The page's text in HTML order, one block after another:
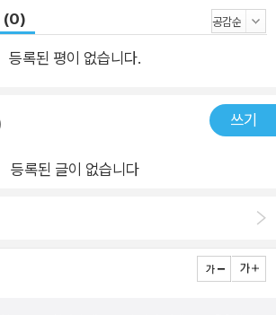
작 인식'에서는 센서 데이터를 이용해서 패턴
. 동작 인식의 절차와 안드로이드 기기에서
상적인 동작의 인식을 위한 분류 모델 구현
는 텍스트 마이닝의 기본 개념에 대해 소개
는 방법에 대해 알아본다. 11장, '머신 러닝
자료원, 온라인 강의 사이트, 컨퍼런스, 관
(0)
등록된 평이 없습니다.
쓰기
등록된 글이 없습니다